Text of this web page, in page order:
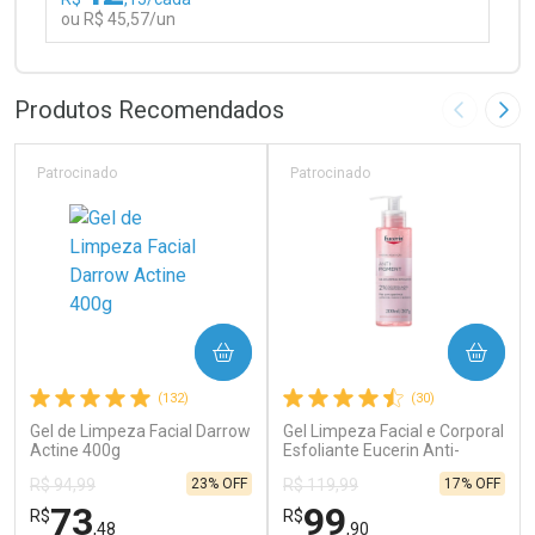
ou R$ 45,57/un
Laboratório
Comprar sem Desconto
Por Menos
Comprar sem Desconto
Produtos Recomendados Imagem
(132)
Gel de Limpeza Facial Darrow
Actine 400g
Patrocinado
R$ 94,99
R$73,48
23% OFF
COMPRAR
(30)
Gel Limpeza Facial e Corporal
Esfoliante Eucerin Anti-
Patrocinado
R$ 119,99
R$99,90
17% OFF
COMPRAR